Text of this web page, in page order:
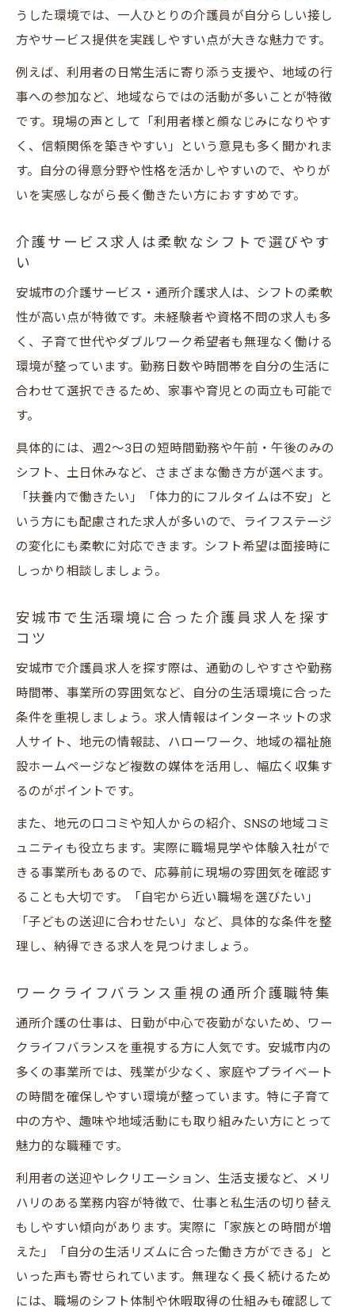
うした環境では、一人ひとりの介護員が自分らしい接し
方やサービス提供を実践しやすい点が大きな魅力です。
例えば、利用者の日常生活に寄り添う支援や、地域の行
事への参加など、地域ならではの活動が多いことが特徴
です。現場の声として「利用者様と顔なじみになりやす
く、信頼関係を築きやすい」という意見も多く聞かれま
す。自分の得意分野や性格を活かしやすいので、やりが
いを実感しながら長く働きたい方におすすめです。
介護サービス求人は柔軟なシフトで選びやす
い
安城市の介護サービス・通所介護求人は、シフトの柔軟
性が高い点が特徴です。未経験者や資格不問の求人も多
く、子育て世代やダブルワーク希望者も無理なく働ける
環境が整っています。勤務日数や時間帯を自分の生活に
合わせて選択できるため、家事や育児との両立も可能で
す。
具体的には、週2～3日の短時間勤務や午前・午後のみの
シフト、土日休みなど、さまざまな働き方が選べます。
「扶養内で働きたい」「体力的にフルタイムは不安」と
いう方にも配慮された求人が多いので、ライフステージ
の変化にも柔軟に対応できます。シフト希望は面接時に
しっかり相談しましょう。
安城市で生活環境に合った介護員求人を探す
コツ
安城市で介護員求人を探す際は、通勤のしやすさや勤務
時間帯、事業所の雰囲気など、自分の生活環境に合った
条件を重視しましょう。求人情報はインターネットの求
人サイト、地元の情報誌、ハローワーク、地域の福祉施
設ホームページなど複数の媒体を活用し、幅広く収集す
るのがポイントです。
また、地元の口コミや知人からの紹介、SNSの地域コミ
ュニティも役立ちます。実際に職場見学や体験入社がで
きる事業所もあるので、応募前に現場の雰囲気を確認す
ることも大切です。「自宅から近い職場を選びたい」
「子どもの送迎に合わせたい」など、具体的な条件を整
理し、納得できる求人を見つけましょう。
ワークライフバランス重視の通所介護職特集
通所介護の仕事は、日勤が中心で夜勤がないため、ワー
クライフバランスを重視する方に人気です。安城市内の
多くの事業所では、残業が少なく、家庭やプライベート
の時間を確保しやすい環境が整っています。特に子育て
中の方や、趣味や地域活動にも取り組みたい方にとって
魅力的な職種です。
利用者の送迎やレクリエーション、生活支援など、メリ
ハリのある業務内容が特徴で、仕事と私生活の切り替え
もしやすい傾向があります。実際に「家族との時間が増
えた」「自分の生活リズムに合った働き方ができる」と
いった声も寄せられています。無理なく長く続けるため
には、職場のシフト体制や休暇取得の仕組みも確認して